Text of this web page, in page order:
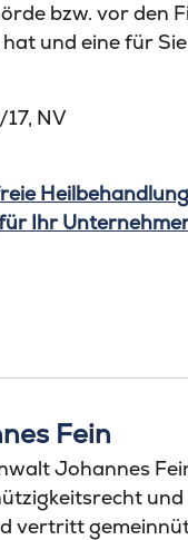
bzw. vor den
und eine für
17, NV
Heilbehandlung
Ihr
Fein
Johannes
vertritt